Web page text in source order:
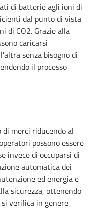
di batterie agli ioni di
dal punto di vista
di CO2. Grazie alla
caricarsi
senza bisogno di
il processo
merci riducendo al
possono essere
invece di occuparsi di
automatica dei
ed energia e
sicurezza, ottenendo
verifica in genere